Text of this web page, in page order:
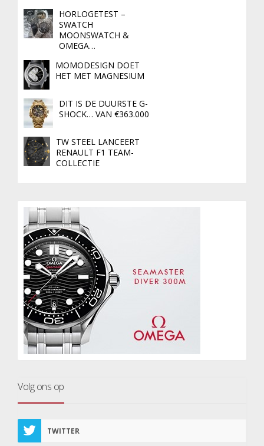
HORLOGETEST –
SWATCH
MOONSWATCH &
OMEGA…
MOMODESIGN DOET
HET MET MAGNESIUM
DIT IS DE DUURSTE G-
SHOCK… VAN €363.000
TW STEEL LANCEERT
RENAULT F1 TEAM-
COLLECTIE
Volg ons op
TWITTER